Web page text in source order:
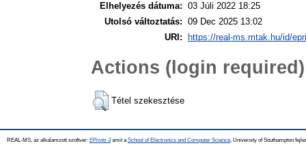
Elhelyezés dátuma: 03 Júli 2022 18:25
Utolsó változtatás: 09 Dec 2025 13:02
URI:
https://real-ms.mtak.hu/id/
Actions (login required)
Tétel szekesztése
REAL-MS, az alkalamzott szoftver: EPrints 3amit a School of Electronics and Computer Science , University of Southampton